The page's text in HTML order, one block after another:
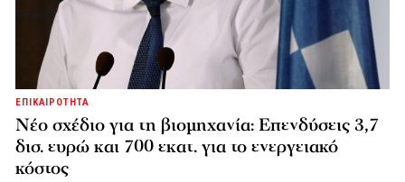
ΕΠΙΚΑΙΡΟΤΗΤΑ
Νέο σχέδιο για τη βιομηχανία: Επενδύσεις 3,7
δισ. ευρώ και 700 εκατ. για το ενεργειακό
κόστος